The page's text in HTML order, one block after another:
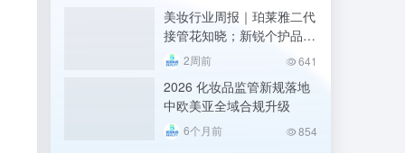
美妆行业周报｜珀莱雅二代
接管花知晓；新锐个护品牌
“IS是否”被执行千万；青松
2周前 641
2026 化妆品监管新规落地
中欧美亚全域合规升级
6个月前 854